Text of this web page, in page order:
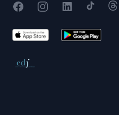
FacebookInstagram
X TikTok
App Store Google Play
Conseil de déontologie